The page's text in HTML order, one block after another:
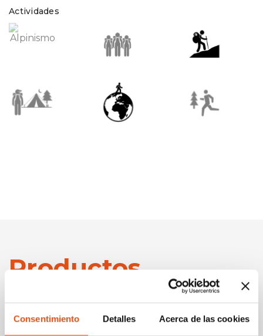
Consentimiento Detalles Acerca de las cookies
Actividades
Productos
relacionados